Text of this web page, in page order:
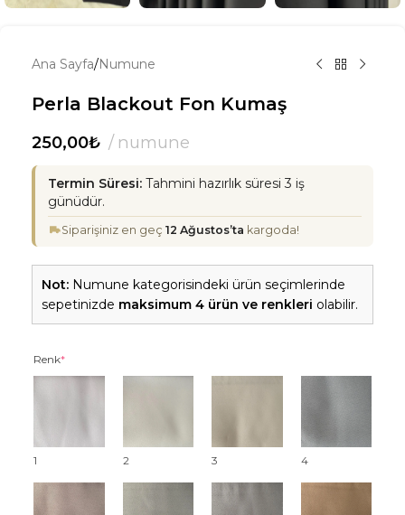
Ana Sayfa/Numune
Perla Blackout Fon Kumaş
250,00₺ numune
Termin Süresi: Tahmini hazırlık süresi 3 iş
günüdür.
Siparişiniz en geç 12 Ağustos’ta kargoda!
Not: Numune kategorisindeki ürün seçimlerinde
sepetinizde maksimum 4 ürün ve renkleri olabilir.
Renk*
1 2 3 4